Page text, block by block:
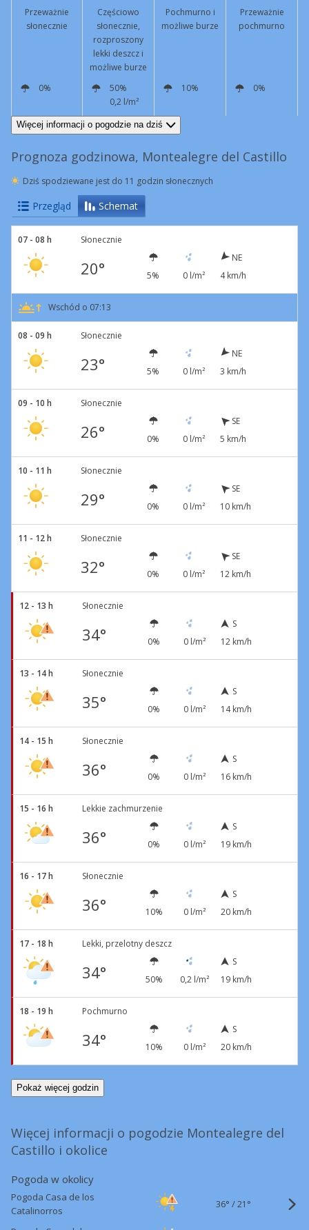
Przeważnie
słonecznie
Częściowo
słonecznie,
rozproszony
lekki deszcz i
możliwe burze
Pochmurno i
możliwe burze
Przeważnie
pochmurno
0%
50%
0,2 l/m²
10% 0%
E
6 km/h S
17 km/h
Więcej informacji o pogodzie na dziś
Prognoza godzinowa, Montealegre del Castillo
Dziś spodziewane jest do 11 godzin słonecznych
Przegląd Schemat
07 - 08 h Słonecznie
20° 5% 0 l/m²
NE
4 km/h
Wschód o 07:13
08 - 09 h Słonecznie
23° 5% 0 l/m²
NE
3 km/h
09 - 10 h Słonecznie
26° 0% 0 l/m²
SE
5 km/h
10 - 11 h Słonecznie
29° 0% 0 l/m²
SE
10 km/h
11 - 12 h Słonecznie
32° 0% 0 l/m²
SE
12 km/h
12 - 13 h Słonecznie
34° 0% 0 l/m²
S
12 km/h
13 - 14 h Słonecznie
35° 0% 0 l/m²
S
14 km/h
14 - 15 h Słonecznie
36° 0% 0 l/m²
S
16 km/h
15 - 16 h Lekkie zachmurzenie
36° 0% 0 l/m²
S
19 km/h
16 - 17 h Słonecznie
36° 10% 0 l/m²
S
20 km/h
17 - 18 h Lekki, przelotny deszcz
34° 50% 0,2 l/m²
S
19 km/h
18 - 19 h Pochmurno
34° 10% 0 l/m²
S
20 km/h
Pokaż więcej godzin
Więcej informacji o pogodzie Montealegre del
Castillo i okolice
Pogoda w okolicy
Pogoda Casa de los
Catalinorros
36° /21°